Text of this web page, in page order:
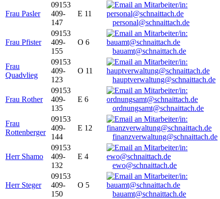
Frau Pasler
09153
409-
147
E 11
personal@schnaittach.de
Frau Pfister
09153
409-
155
O 6
bauamt@schnaittach.de
Frau
Quadvlieg
09153
409-
123
O 11
hauptverwaltung@schnaittach.de
Frau Rother
09153
409-
135
E 6
ordnungsamt@schnaittach.de
Frau
Rottenberger
09153
409-
144
E 12
finanzverwaltung@schnaittach.de
Herr Shamo
09153
409-
132
E 4
ewo@schnaittach.de
Herr Steger
09153
409-
150
O 5
bauamt@schnaittach.de